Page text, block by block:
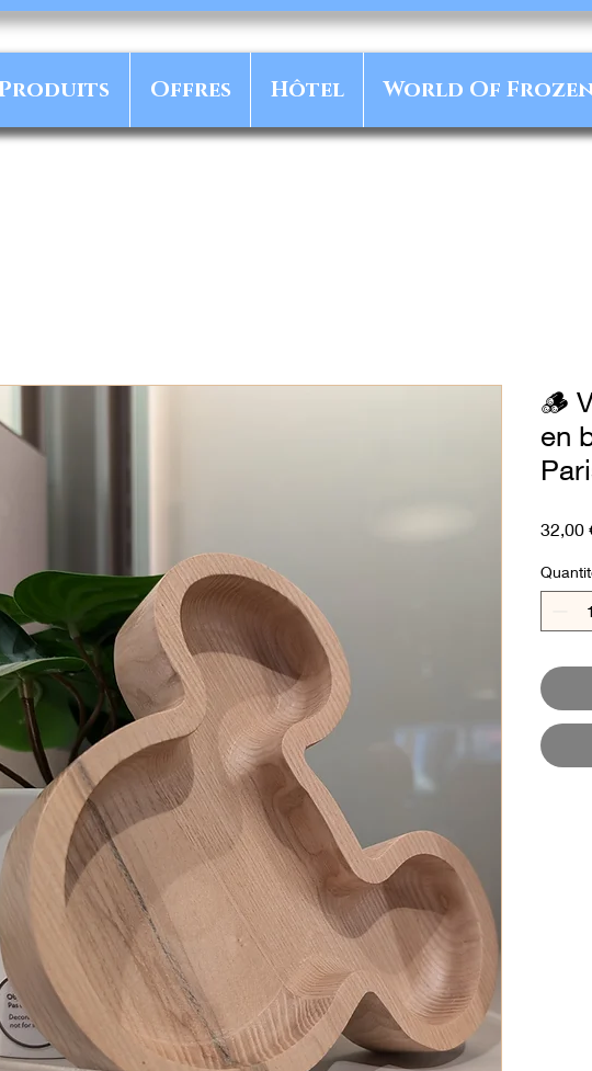
Offres Hôtel World Of
🪵
en
32,00